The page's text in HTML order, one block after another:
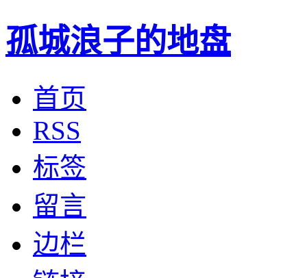
孤城浪子的地盘
首页
RSS
标签
留言
边栏